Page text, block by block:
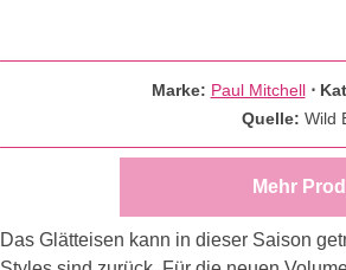
Marke: Paul Mitchell ⋅
Quelle: Wild
Mehr
Das Glätteisen kann in dieser Saison